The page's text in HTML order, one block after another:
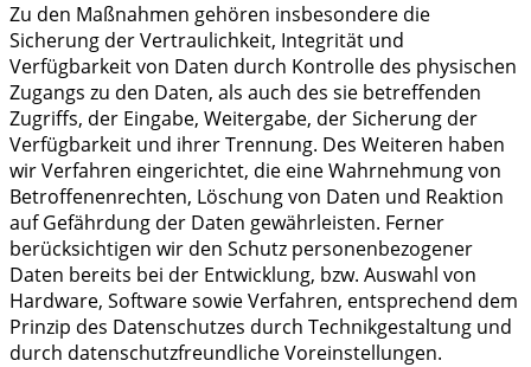
Zu den Maßnahmen gehören insbesondere die
Sicherung der Vertraulichkeit, Integrität und
Verfügbarkeit von Daten durch Kontrolle des physischen
Zugangs zu den Daten, als auch des sie betreffenden
Zugriffs, der Eingabe, Weitergabe, der Sicherung der
Verfügbarkeit und ihrer Trennung. Des Weiteren haben
wir Verfahren eingerichtet, die eine Wahrnehmung von
Betroffenenrechten, Löschung von Daten und Reaktion
auf Gefährdung der Daten gewährleisten. Ferner
berücksichtigen wir den Schutz personenbezogener
Daten bereits bei der Entwicklung, bzw. Auswahl von
Hardware, Software sowie Verfahren, entsprechend dem
Prinzip des Datenschutzes durch Technikgestaltung und
durch datenschutzfreundliche Voreinstellungen.